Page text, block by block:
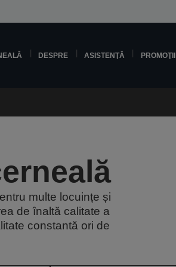
DESPRE ASISTENŢĂ PROMOŢII
multe locuințe și
de înaltă calitate a
constantă ori de